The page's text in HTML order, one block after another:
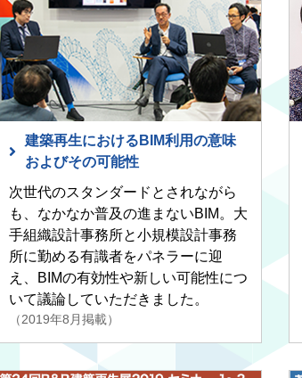
建築再生におけるBIM利用の意味
およびその可能性
次世代のスタンダードとされながら
も、なかなか普及の進まないBIM。大
手組織設計事務所と小規模設計事務
所に勤める有識者をパネラーに迎
え、BIMの有効性や新しい可能性につ
いて議論していただきました。
（2019年8月掲載）